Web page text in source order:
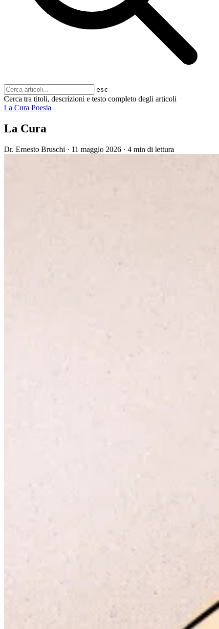
esc
Cerca tra titoli, descrizioni e testo completo degli articoli
La Cura Poesia
La Cura
Dr. Ernesto Bruschi · 11 maggio 2026 · 4 min di lettura